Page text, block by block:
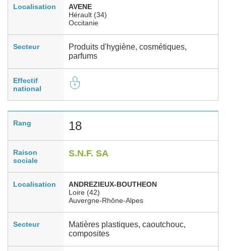
Localisation
AVENE
Hérault (34)
Occitanie
Secteur
Produits d'hygiène, cosmétiques,
parfums
Effectif
national
Rang 18
Raison
sociale
S.N.F. SA
Localisation
ANDREZIEUX-BOUTHEON
Loire (42)
Auvergne-Rhône-Alpes
Secteur
Matières plastiques, caoutchouc,
composites